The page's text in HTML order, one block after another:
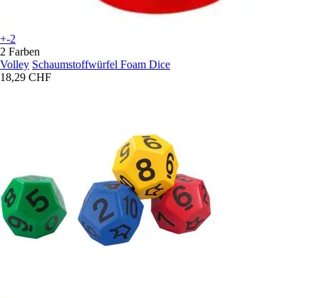
+-2
2 Farben
Volley Schaumstoffwürfel Foam Dice
18,29 CHF